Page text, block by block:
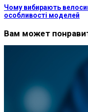
Чому вибирають
особливості моделей
Вам может